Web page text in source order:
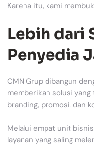
Karena itu, kami
Lebih dari
Penyedia
CMN Grup dibangun
memberikan solusi
branding, promosi, dan
Melalui empat unit
layanan yang saling